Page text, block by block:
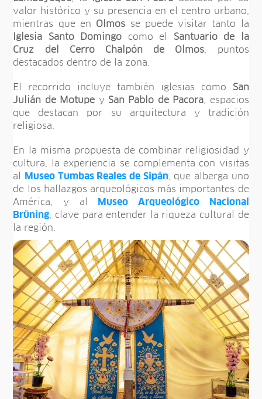
valor histórico y su presencia en el centro urbano,
mientras que en Olmos se puede visitar tanto la
Iglesia Santo Domingo como el Santuario de la
Cruz del Cerro Chalpón de Olmos , puntos
destacados dentro de la zona.
El recorrido incluye también iglesias como San
Julián de Motupe y San Pablo de Pacora , espacios
que destacan por su arquitectura y tradición
religiosa.
En la misma propuesta de combinar religiosidad y
cultura, la experiencia se complementa con visitas
al
Museo Tumbas Reales de Sipán, que alberga uno
de los hallazgos arqueológicos más importantes de
América, y al
Museo Arqueológico Nacional
Brüning , clave para entender la riqueza cultural de
la región.